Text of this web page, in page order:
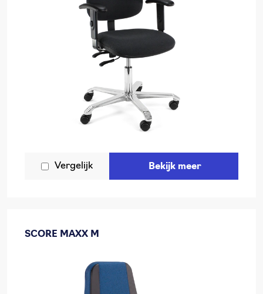
Vergelijk Bekijk meer
SCORE MAXX M